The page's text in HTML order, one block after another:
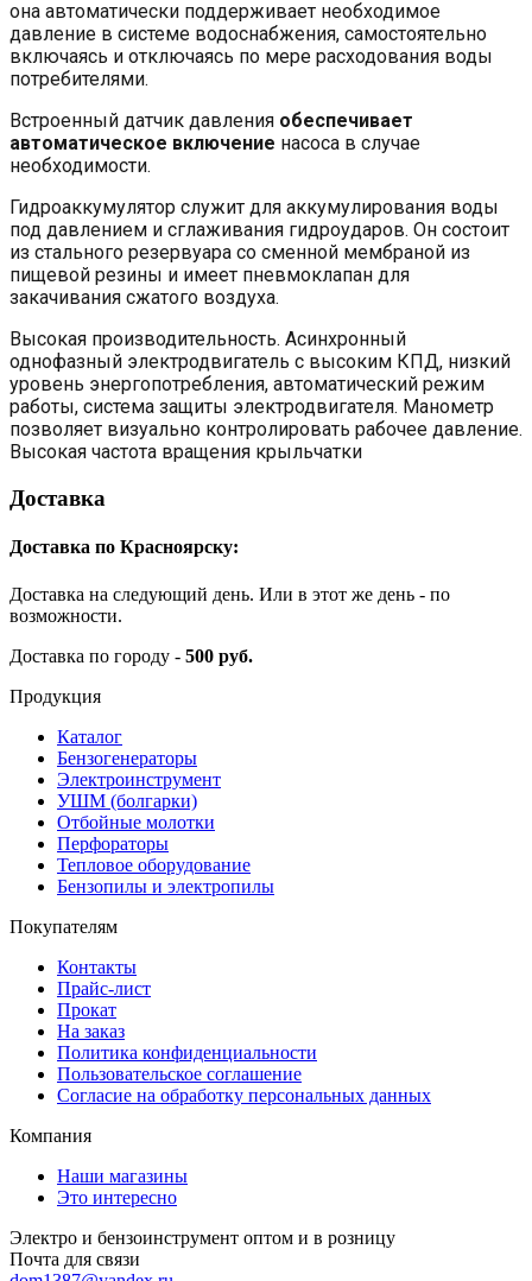
она автоматически поддерживает необходимое
давление в системе водоснабжения, самостоятельно
включаясь и отключаясь по мере расходования воды
потребителями.
Встроенный датчик давления обеспечивает
автоматическое включение насоса в случае
необходимости.
Гидроаккумулятор служит для аккумулирования воды
под давлением и сглаживания гидроударов. Он состоит
из стального резервуара со сменной мембраной из
пищевой резины и имеет пневмоклапан для
закачивания сжатого воздуха.
Высокая производительность. Асинхронный
однофазный электродвигатель с высоким КПД, низкий
уровень энергопотребления, автоматический режим
работы, система защиты электродвигателя. Манометр
позволяет визуально контролировать рабочее давление.
Высокая частота вращения крыльчатки
Доставка
Доставка по Красноярску:
Доставка на следующий день. Или в этот же день - по
возможности.
Доставка по городу - 500 руб.
Продукция
Каталог
Бензогенераторы
Электроинструмент
УШМ (болгарки)
Отбойные молотки
Перфораторы
Тепловое оборудование
Бензопилы и электропилы
Покупателям
Контакты
Прайс-лист
Прокат
На заказ
Политика конфиденциальности
Пользовательское соглашение
Согласие на обработку персональных данных
Компания
Наши магазины
Это интересно
Электро и бензоинструмент оптом и в розницу
Почта для связи